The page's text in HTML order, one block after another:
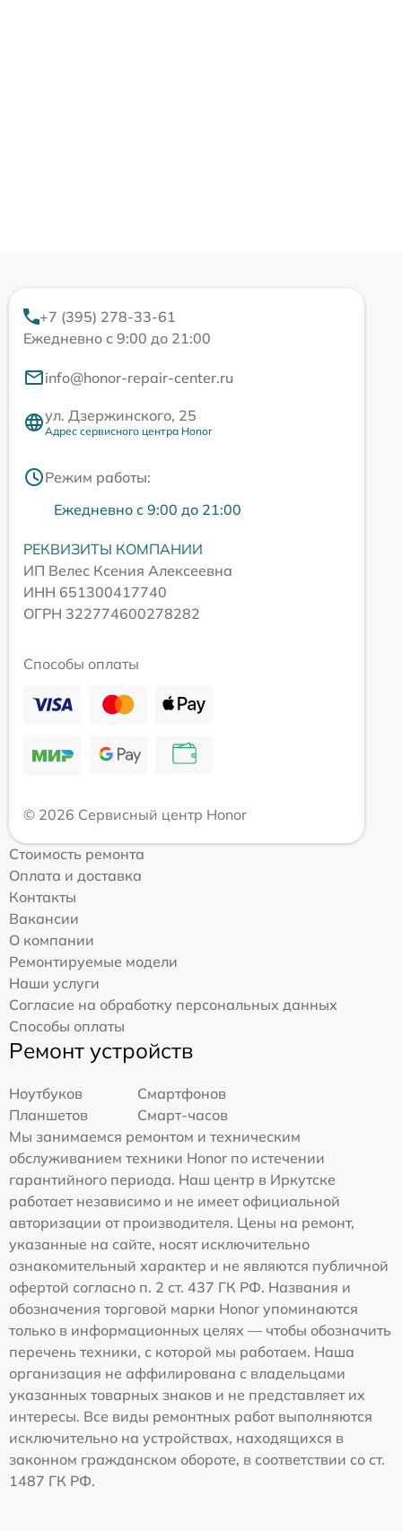
+7 (395) 278-33-61
Ежедневно с 9:00 до 21:00
info@honor-repair-center.ru
ул. Дзержинского, 25
Адрес сервисного центра Honor
Режим работы:
Ежедневно с 9:00 до 21:00
РЕКВИЗИТЫ КОМПАНИИ
ИП Велес Ксения Алексеевна
ИНН 651300417740
ОГРН 322774600278282
Способы оплаты
© 2026 Сервисный центр Honor
Стоимость ремонта
Оплата и доставка
Контакты
Вакансии
О компании
Ремонтируемые модели
Наши услуги
Согласие на обработку персональных данных
Способы оплаты
Ремонт устройств
Ноутбуков
Смартфонов
Планшетов
Смарт-часов
Мы занимаемся ремонтом и техническим
обслуживанием техники Honor по истечении
гарантийного периода. Наш центр в Иркутске
работает независимо и не имеет официальной
авторизации от производителя. Цены на ремонт,
указанные на сайте, носят исключительно
ознакомительный характер и не являются публичной
офертой согласно п. 2 ст. 437 ГК РФ. Названия и
обозначения торговой марки Honor упоминаются
только в информационных целях — чтобы обозначить
перечень техники, с которой мы работаем. Наша
организация не аффилирована с владельцами
указанных товарных знаков и не представляет их
интересы. Все виды ремонтных работ выполняются
исключительно на устройствах, находящихся в
законном гражданском обороте, в соответствии со ст.
1487 ГК РФ.